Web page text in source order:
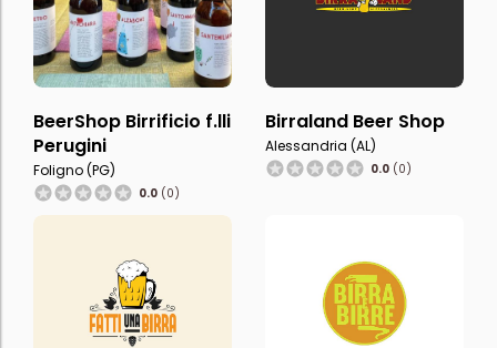
BeerShop Birrificio f.lli
Perugini
Foligno (PG)
0.0 (0)
Birraland Beer Shop
Alessandria (AL)
0.0 (0)